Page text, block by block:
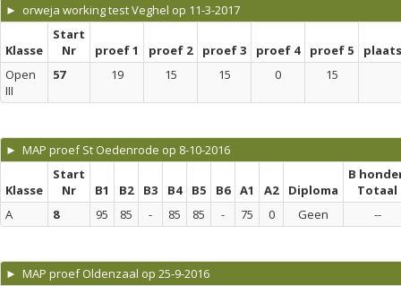
► orweja working test Veghel op 11-3-2017
Klasse
Start
Nr
proef 1 proef 2 proef 3 proef 4 proef 5
Open
III
57 19 15 15 0 15
► MAP proef St Oedenrode op 8-10-2016
Klasse
Start
Nr
B1 B2 B3 B4 B5 B6 A1 A2 Diploma
B
Totaal
A
8 95 85 - 85 85 - 75 0 Geen --
► MAP proef Oldenzaal op 25-9-2016